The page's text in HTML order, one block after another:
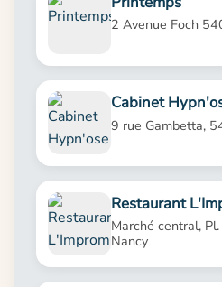
2 Avenue Foch
Cabinet
9 rue Gambetta,
Restaurant
Marché central,
Nancy